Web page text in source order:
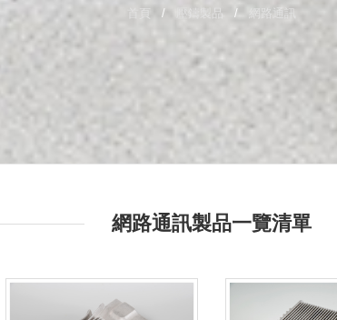
首頁 壓鑄製品 網路通訊
網路通訊製品一覽清單